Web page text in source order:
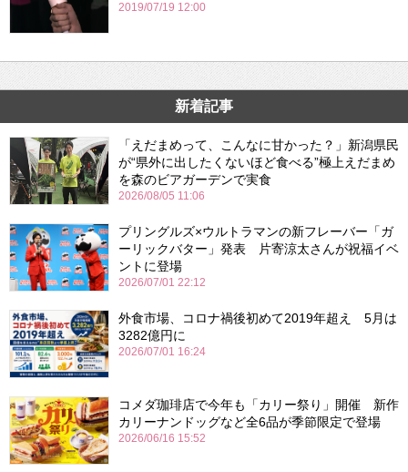
2019/07/19 12:00
新着記事
「えだまめって、こんなに甘かった？」新潟県民
が“県外に出したくないほど食べる”極上えだまめ
を森のビアガーデンで実食
2026/08/05 11:06
プリングルズ×ウルトラマンの新フレーバー「ガ
ーリックバター」発表 片寄涼太さんが祝福イベ
ントに登場
2026/07/01 22:12
外食市場、コロナ禍後初めて2019年超え 5月は
3282億円に
2026/07/01 16:24
コメダ珈琲店で今年も「カリー祭り」開催 新作
カリーナンドッグなど全6品が季節限定で登場
2026/06/16 15:52